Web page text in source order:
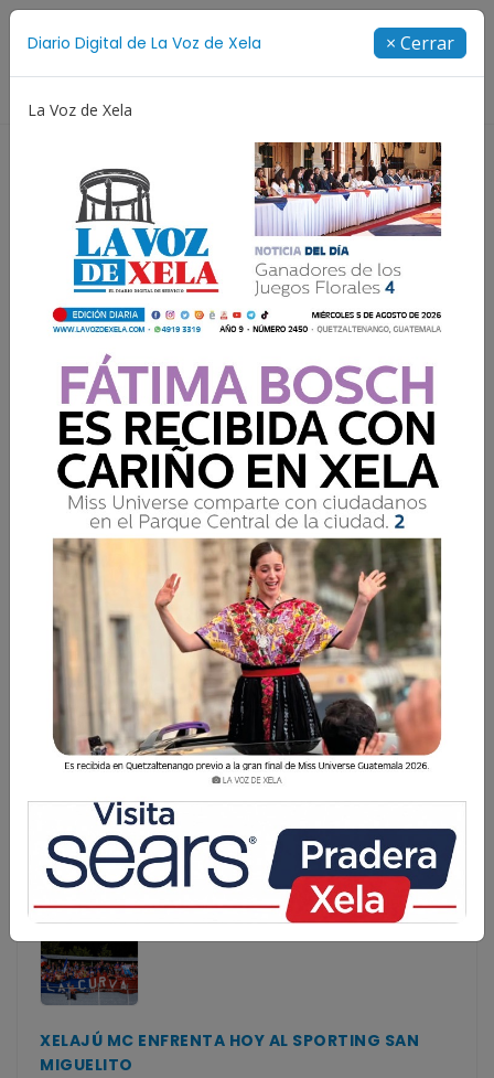
Diario Digital de La Voz de Xela × Cerrar
La Voz de Xela
Resultados para:San Miguelito de Panamá
¿A QUÉ EQUIPOS HA ELIMINADO XELAJÚ MC EN
TORNEOS REGIONALES?
Xelajú MC ha demostrado consistencia y fortaleza a lo
largo de la Copa Centroamericana 2025, construyendo su
camino hasta las semifinales con resultados que reflejan
tanto su capacidad ofensiva como su solidez defensiva.
Desde la fase de grupo
Xelajú MC ha demostrado consistencia y fortaleza a lo
largo de la Copa Centroamericana 2025, construyendo
su camino hasta las semifinales con resultados que
reflejan tanto su capacidad ofensiva como su solidez
defensiva. Desde la fase de grupo...
XELAJÚ MC ENFRENTA HOY AL SPORTING SAN
MIGUELITO